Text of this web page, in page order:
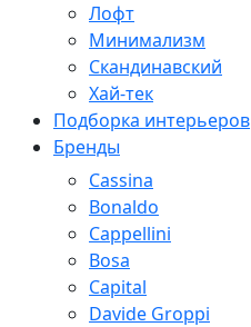
Лофт
Минимализм
Скандинавский
Хай-тек
Подборка интерьеров
Бренды
Cassina
Bonaldo
Cappellini
Bosa
Capital
Davide Groppi